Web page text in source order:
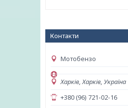
Контакти
Мотобензо
Харків, Харків, Україна
+380 (96) 721-02-16